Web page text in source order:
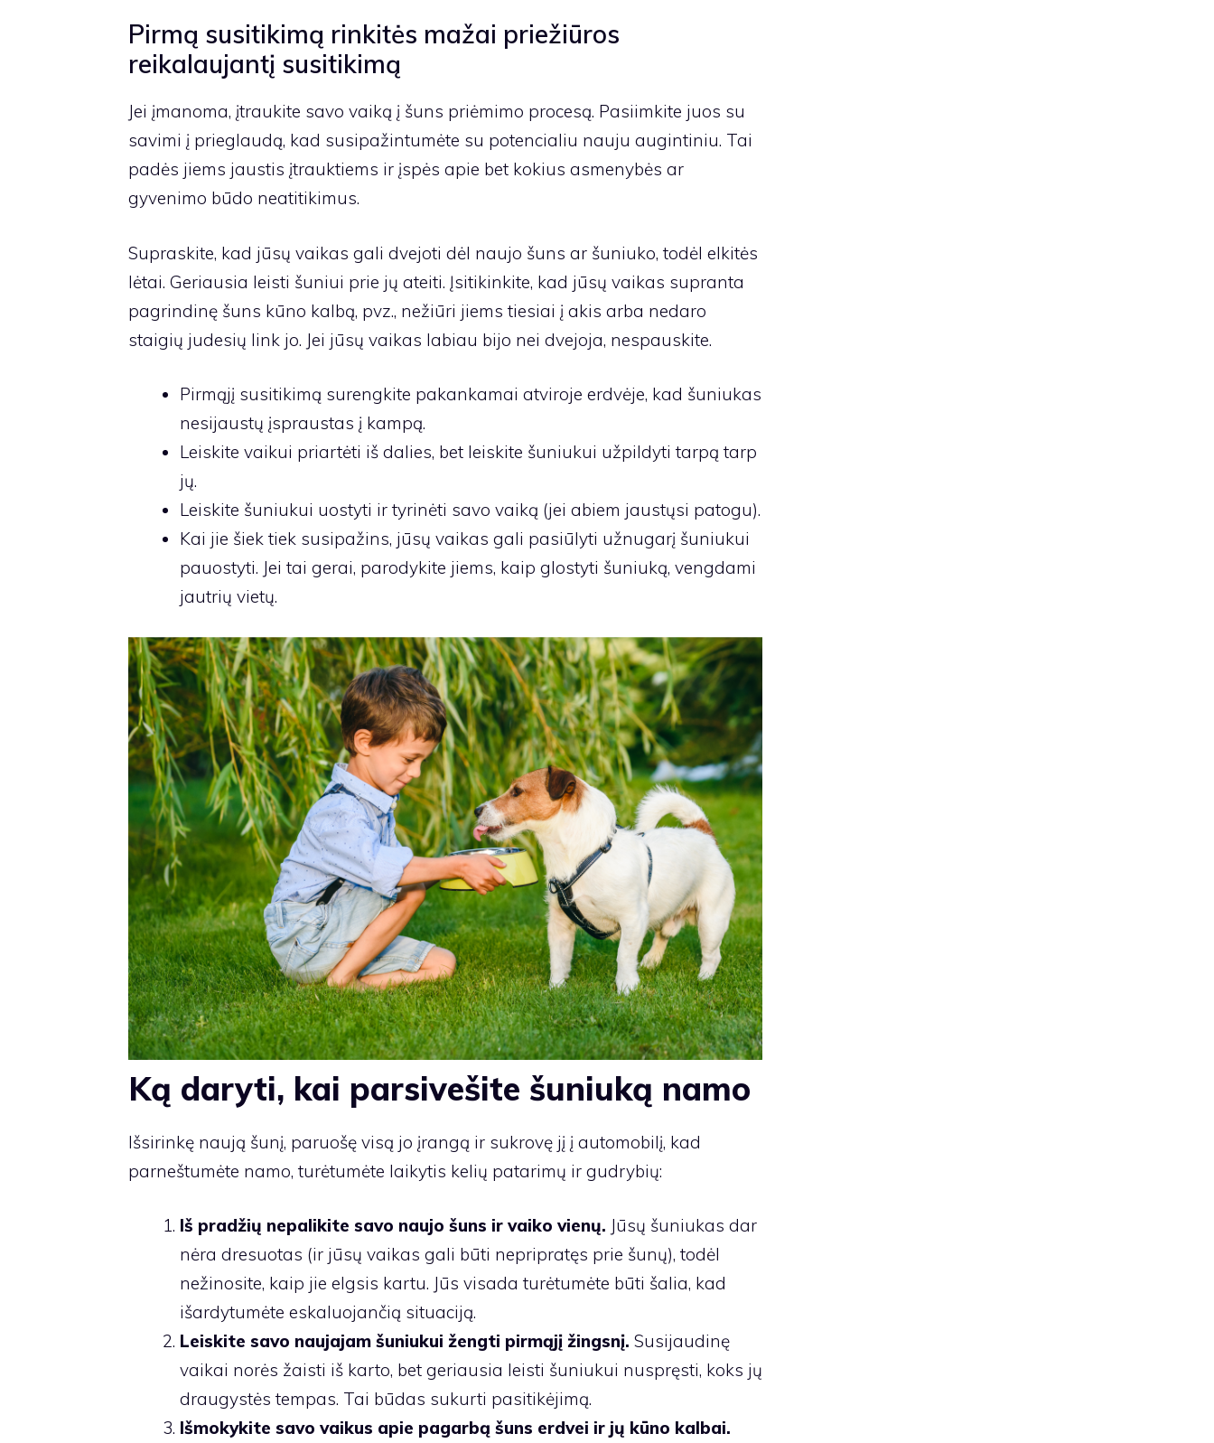
Pirmą susitikimą rinkitės mažai priežiūros
reikalaujantį susitikimą
Jei įmanoma, įtraukite savo vaiką į šuns priėmimo procesą. Pasiimkite juos su
savimi į prieglaudą, kad susipažintumėte su potencialiu nauju augintiniu. Tai
padės jiems jaustis įtrauktiems ir įspės apie bet kokius asmenybės ar
gyvenimo būdo neatitikimus.
Supraskite, kad jūsų vaikas gali dvejoti dėl naujo šuns ar šuniuko, todėl elkitės
lėtai. Geriausia leisti šuniui prie jų ateiti. Įsitikinkite, kad jūsų vaikas supranta
pagrindinę šuns kūno kalbą, pvz., nežiūri jiems tiesiai į akis arba nedaro
staigių judesių link jo. Jei jūsų vaikas labiau bijo nei dvejoja, nespauskite.
Pirmąjį susitikimą surengkite pakankamai atviroje erdvėje, kad šuniukas
nesijaustų įspraustas į kampą.
Leiskite vaikui priartėti iš dalies, bet leiskite šuniukui užpildyti tarpą tarp
jų.
Leiskite šuniukui uostyti ir tyrinėti savo vaiką (jei abiem jaustųsi patogu).
Kai jie šiek tiek susipažins, jūsų vaikas gali pasiūlyti užnugarį šuniukui
pauostyti. Jei tai gerai, parodykite jiems, kaip glostyti šuniuką, vengdami
jautrių vietų.
Ką daryti, kai parsivešite šuniuką namo
Išsirinkę naują šunį, paruošę visą jo įrangą ir sukrovę jį į automobilį, kad
parneštumėte namo, turėtumėte laikytis kelių patarimų ir gudrybių:
Iš pradžių nepalikite savo naujo šuns ir vaiko vienų. Jūsų šuniukas dar
nėra dresuotas (ir jūsų vaikas gali būti nepripratęs prie šunų), todėl
nežinosite, kaip jie elgsis kartu. Jūs visada turėtumėte būti šalia, kad
išardytumėte eskaluojančią situaciją.
Leiskite savo naujajam šuniukui žengti pirmąjį žingsnį. Susijaudinę
vaikai norės žaisti iš karto, bet geriausia leisti šuniukui nuspręsti, koks jų
draugystės tempas. Tai būdas sukurti pasitikėjimą.
Išmokykite savo vaikus apie pagarbą šuns erdvei ir jų kūno kalbai.